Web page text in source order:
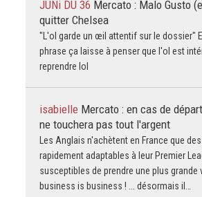
JUNi DU 36 Mercato : Malo Gusto
quitter Chelsea
"L'ol garde un œil attentif sur le dossier"
phrase ça laisse à penser que l'ol est
reprendre lol
isabielle Mercato : en cas de
ne touchera pas tout l'argent
Les Anglais n'achètent en France que
rapidement adaptables à leur Premier
susceptibles de prendre une plus grande
business is business ! ... désormais il…